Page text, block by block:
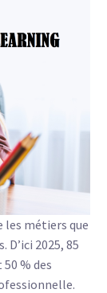
les métiers que
2025, 85
% des